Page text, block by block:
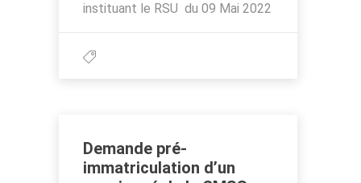
instituant le RSU du 09 Mai 2022
Demande pré-
immatriculation d’un